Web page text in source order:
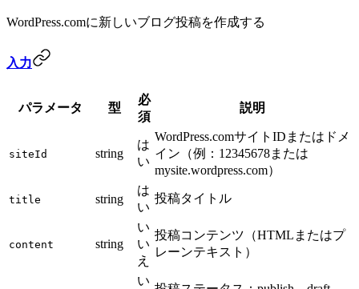
WordPress.comに新しいブログ投稿を作成する
入力
パラメータ 型
必
須
説明
siteId string
は
い
WordPress.comサイトIDまたはドメ
イン（例：12345678または
mysite.wordpress.com）
title string
は
い
投稿タイトル
content string
い
い
え
投稿コンテンツ（HTMLまたはプ
レーンテキスト）
い